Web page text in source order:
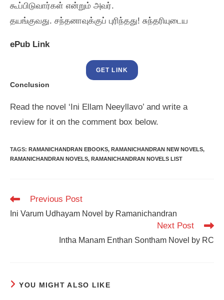
கூப்பிடுவார்கள்‌ என்றும்‌ அவர்‌.
தயங்குவது. சந்தனாவுக்குப்‌ புரிந்தது! சுந்தரியுடைய
ePub Link
GET LINK
Conclusion
Read the novel ‘Ini Ellam Neeyllavo’ and write a
review for it on the comment box below.
TAGS: RAMANICHANDRAN EBOOKS, RAMANICHANDRAN NEW NOVELS,
RAMANICHANDRAN NOVELS, RAMANICHANDRAN NOVELS LIST
Read
articles
Previous Post
Ini Varum Udhayam Novel by Ramanichandran
Next Post
Intha Manam Enthan Sontham Novel by RC
YOU MIGHT ALSO LIKE